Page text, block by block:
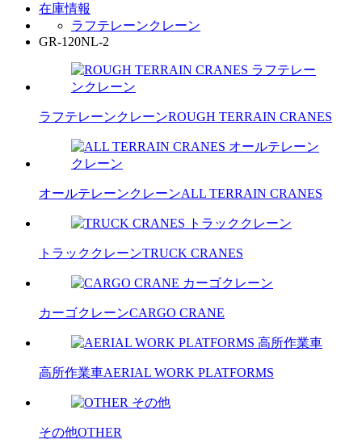
在庫情報
ラフテレーンクレーン
GR-120NL-2
ラフテレーンクレーンROUGH TERRAIN CRANES
オールテレーンクレーンALL TERRAIN CRANES
トラッククレーンTRUCK CRANES
カーゴクレーンCARGO CRANE
高所作業車AERIAL WORK PLATFORMS
その他OTHER